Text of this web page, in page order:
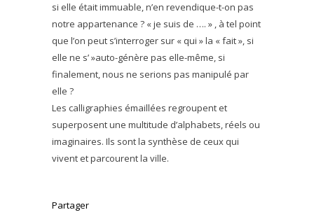
si elle était immuable, n’en revendique-t-on pas
notre appartenance ? « je suis de …. » , à tel point
que l’on peut s’interroger sur « qui » la « fait », si
elle ne s’ »auto-génère pas elle-même, si
finalement, nous ne serions pas manipulé par
elle ?
Les calligraphies émaillées regroupent et
superposent une multitude d’alphabets, réels ou
imaginaires. Ils sont la synthèse de ceux qui
vivent et parcourent la ville.
Partager